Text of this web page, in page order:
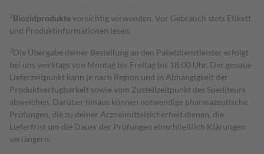
2Biozidproduktevorsichtig verwenden. Vor Gebrauch stets Etikett
und Produktinformationen lesen.
3Die Übergabe deiner Bestellung an den Paketdienstleister erfolgt
bei uns werktags von Montag bis Freitag bis 18:00 Uhr. Der genaue
Lieferzeitpunkt kann je nach Region und in Abhängigkeit der
Produktverfügbarkeit sowie vom Zustellzeitpunkt des Spediteurs
abweichen. Darüber hinaus können notwendige pharmazeutische
Prüfungen, die zu deiner Arzneimittelsicherheit dienen, die
Lieferfrist um die Dauer der Prüfungen einschließlich Klärungen
verlängern.